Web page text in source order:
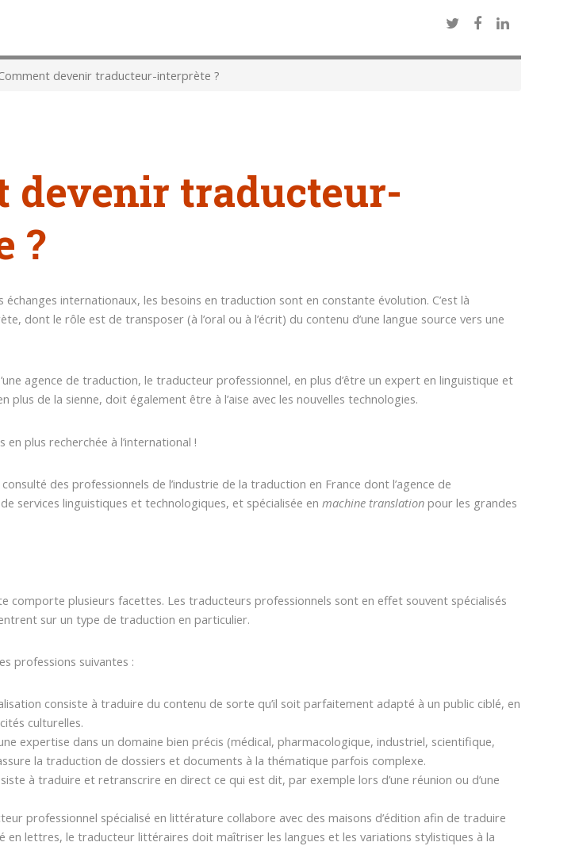
devenir traducteur-interprète ?
devenir traducteur-
?
échanges internationaux, les besoins en traduction sont en constante évolution. C’est là
dont le rôle est de transposer (à l’oral ou à l’écrit) du contenu d’une langue source vers une
agence de traduction, le traducteur professionnel, en plus d’être un expert en linguistique et
plus de la sienne, doit également être à l’aise avec les nouvelles technologies.
plus recherchée à l’international !
des professionnels de l’industrie de la traduction en France dont l’agence de
services linguistiques et technologiques, et spécialisée enmachine translation pour les grandes
comporte plusieurs facettes. Les traducteurs professionnels sont en effet souvent spécialisés
sur un type de traduction en particulier.
professions suivantes :
consiste à traduire du contenu de sorte qu’il soit parfaitement adapté à un public ciblé, en
culturelles.
expertise dans un domaine bien précis (médical, pharmacologique, industriel, scientifique,
la traduction de dossiers et documents à la thématique parfois complexe.
à traduire et retranscrire en direct ce qui est dit, par exemple lors d’une réunion ou d’une
professionnel spécialisé en littérature collabore avec des maisons d’édition afin de traduire
en lettres, le traducteur littéraires doit maîtriser les langues et les variations stylistiques à la